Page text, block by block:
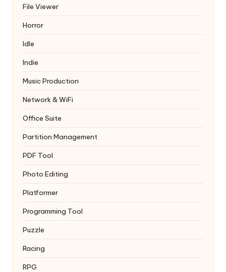
File Viewer
Horror
Idle
Indie
Music Production
Network & WiFi
Office Suite
Partition Management
PDF Tool
Photo Editing
Platformer
Programming Tool
Puzzle
Racing
RPG